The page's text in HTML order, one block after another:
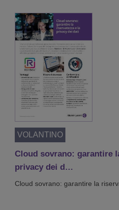
VOLANTINO
Cloud sovrano: garantire
privacy dei d…
Cloud sovrano: garantire la